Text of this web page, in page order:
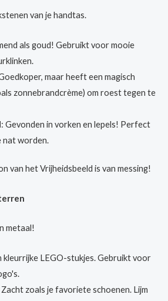
van je handtas.
als goud! Gebruikt voor mooie
maar heeft een magisch
zonnebrandcrème) om roest tegen te
: Gevonden in vorken en lepels! Perfect
nat worden.
van het Vrijheidsbeeld is van messing!
metaal!
kleurrijke LEGO-stukjes. Gebruikt voor
Zacht zoals je favoriete schoenen. Lijm